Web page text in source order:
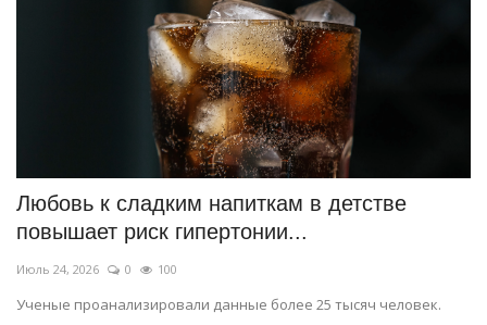
Любовь к сладким напиткам в детстве
повышает риск гипертонии...
Июль 24, 2026 0 100
Ученые проанализировали данные более 25 тысяч человек.